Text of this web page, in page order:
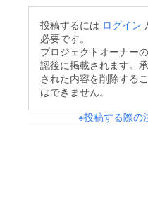
投稿するには ログイン
必要です。
プロジェクトオーナー
認後に掲載されます。
された内容を削除する
はできません。
※投稿する際の